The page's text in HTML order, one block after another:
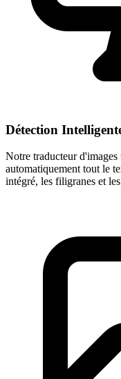
Détection
Notre traducteur
automatiquement tout le
intégré, les filigranes et